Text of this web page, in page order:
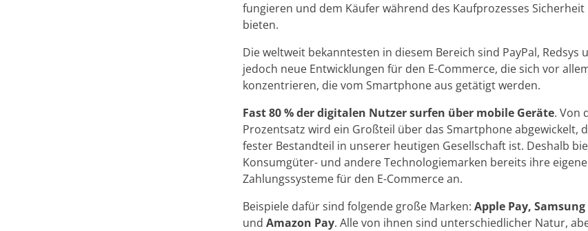
fungieren und dem Käufer während des Kaufprozesses
bieten.
Die weltweit bekanntesten in diesem Bereich sind PayPal, Redsys
jedoch neue Entwicklungen für den E-Commerce, die sich vor
konzentrieren, die vom Smartphone aus getätigt werden.
Fast 80 % der digitalen Nutzer surfen über mobile Geräte. Von
Prozentsatz wird ein Großteil über das Smartphone abgewickelt,
fester Bestandteil in unserer heutigen Gesellschaft ist. Deshalb
Konsumgüter- und andere Technologiemarken bereits ihre
Zahlungssysteme für den E-Commerce an.
Beispiele dafür sind folgende große Marken: Apple Pay,
und Amazon Pay. Alle von ihnen sind unterschiedlicher Natur,